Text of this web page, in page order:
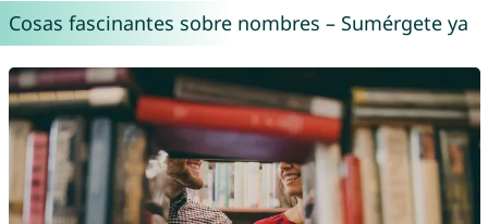
Cosas fascinantes sobre nombres – Sumérgete ya